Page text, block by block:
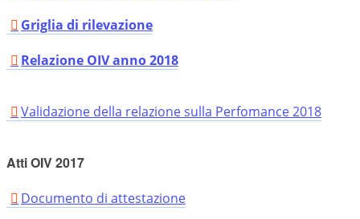
Griglia di rilevazione
Relazione OIV anno 2018
Validazione della relazione sulla Perfomance 2018
Atti OIV 2017
Documento di attestazione